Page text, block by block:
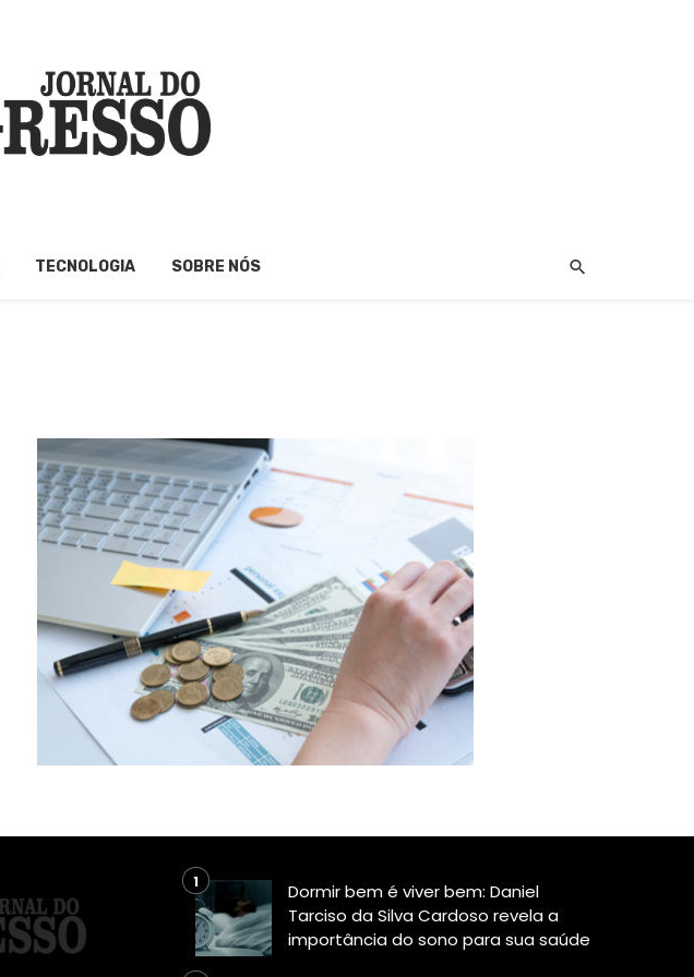
TECNOLOGIA SOBRE NÓS
Dormir bem é viver bem: Daniel
Tarciso da Silva Cardoso revela a
importância do sono para sua saúde